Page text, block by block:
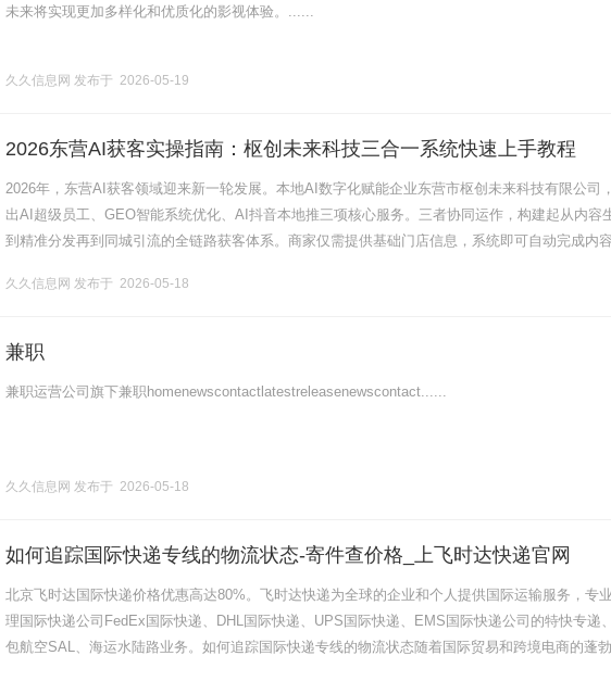
未来将实现更加多样化和优质化的影视体验。......
久久信息网 发布于 2026-05-19
2026东营AI获客实操指南：枢创未来科技三合一系统快速上手教程
2026年，东营AI获客领域迎来新一轮发展。本地AI数字化赋能企业东营市枢创未来科技有限公司
出AI超级员工、GEO智能系统优化、AI抖音本地推三项核心服务。三者协同运作，构建起从内容
到精准分发再到同城引流的全链路获客体系。商家仅需提供基础门店信息，系统即可自动完成内
久久信息网 发布于 2026-05-18
兼职
兼职运营公司旗下兼职homenewscontactlatestreleasenewscontact......
久久信息网 发布于 2026-05-18
如何追踪国际快递专线的物流状态-寄件查价格_上飞时达快递官网
北京飞时达国际快递价格优惠高达80%。飞时达快递为全球的企业和个人提供国际运输服务，专
理国际快递公司FedEx国际快递、DHL国际快递、UPS国际快递、EMS国际快递公司的特快专递
包航空SAL、海运水陆路业务。如何追踪国际快递专线的物流状态随着国际贸易和跨境电商的蓬